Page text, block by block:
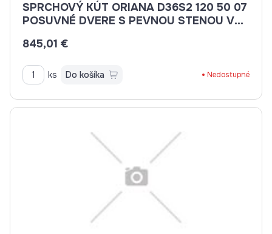
SPRCHOVÝ KÚT ORIANA D36S2 120 50 07
POSUVNÉ DVERE S PEVNOU STENOU V
845,01 €
ks Do košíka Nedostupné